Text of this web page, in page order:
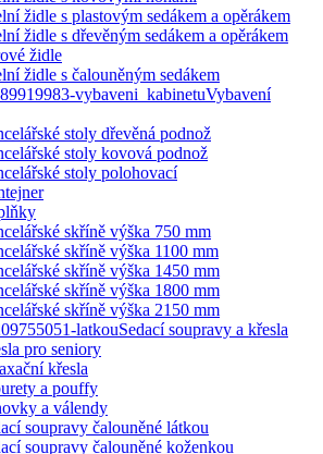
židle s plastovým sedákem a opěrákem
židle s dřevěným sedákem a opěrákem
židle
židle s čalouněným sedákem
Vybavení
stoly dřevěná podnož
stoly kovová podnož
stoly polohovací
skříně výška 750 mm
skříně výška 1100 mm
skříně výška 1450 mm
skříně výška 1800 mm
skříně výška 2150 mm
Sedací soupravy a křesla
pro seniory
křesla
a pouffy
a válendy
soupravy čalouněné látkou
soupravy čalouněné koženkou